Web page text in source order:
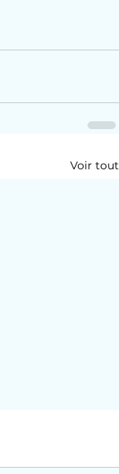
Voir tout